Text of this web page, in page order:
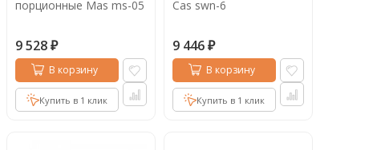
порционные Mas ms-05
9 528 ₽
В корзину
Купить в 1 клик
Cas swn-6
9 446 ₽
В корзину
Купить в 1 клик